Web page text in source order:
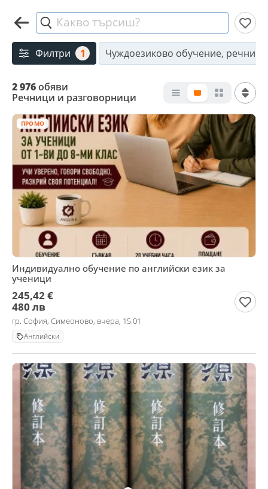
Какво търсиш?
Филтри 1 Чуждоезиково обучение, речници
2 976обяви
Речници и разговорници
ПРОМО
Индивидуално обучение по английски език за
ученици
245,42 €
480 лв
гр. София, Симеоново, вчера, 15:01
Английски